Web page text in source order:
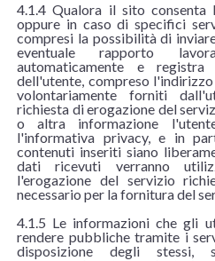
4.1.4 Qualora il sito consenta
oppure in caso di specifici
compresi la possibilità di
eventuale rapporto
automaticamente e
dell'utente, compreso
volontariamente forniti
richiesta di erogazione del
o altra informazione
l'informativa privacy, e in
contenuti inseriti siano
dati ricevuti verranno
l'erogazione del servizio
necessario per la fornitura del
4.1.5 Le informazioni che gli
rendere pubbliche tramite i
disposizione degli stessi,